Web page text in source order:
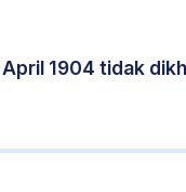
1904 tidak